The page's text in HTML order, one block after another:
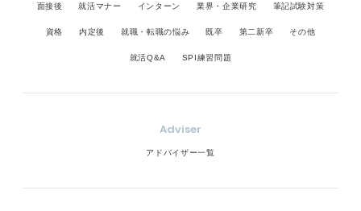
面接後 就活マナー インターン 業界・企業研究 筆記試験対策
資格 内定後 就職・転職の悩み 既卒 第二新卒 その他
就活Q&A SPI練習問題
Adviser
アドバイザー一覧